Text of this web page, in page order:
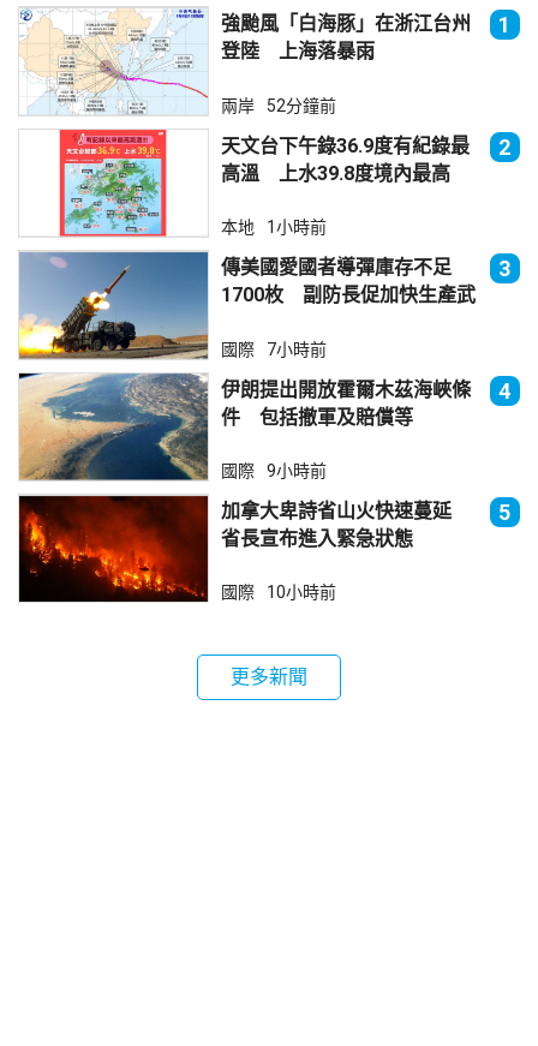
強颱風「白海豚」在浙江台州
登陸 上海落暴雨
1
兩岸 52分鐘前
天文台下午錄36.9度有紀錄最
高溫 上水39.8度境內最高
2
本地 1小時前
傳美國愛國者導彈庫存不足
1700枚 副防長促加快生產武
3
國際 7小時前
伊朗提出開放霍爾木茲海峽條
件 包括撤軍及賠償等
4
國際 9小時前
加拿大卑詩省山火快速蔓延
省長宣布進入緊急狀態
5
國際 10小時前
更多新聞